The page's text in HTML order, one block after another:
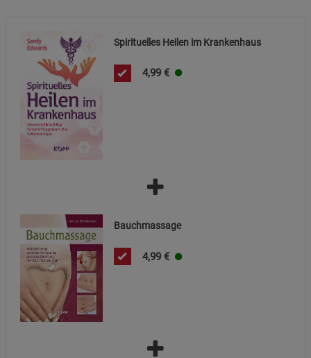
Spirituelles Heilen im Krankenhaus
4,99 €
Bauchmassage
4,99 €